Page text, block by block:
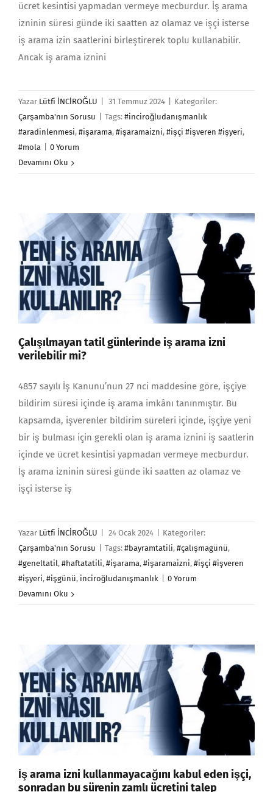
ücret kesintisi yapmadan vermeye mecburdur. İş arama
izninin süresi günde iki saatten az olamaz ve işçi isterse
iş arama izin saatlerini birleştirerek toplu kullanabilir.
Ancak iş arama iznini
Yazar Lütfi İNCİROĞLU 31 Temmuz 2024
Kategoriler:
Çarşamba'nın Sorusu
Tags: #inciroğludanışmanlık
#aradinlenmesi, #işarama, #işaramaizni, #işçi #işveren #işyeri,
#mola
0 Yorum
Devamını Oku
Çalışılmayan tatil günlerinde iş arama izni
verilebilir mi?
4857 sayılı İş Kanunu’nun 27 nci maddesine göre, işçiye
bildirim süresi içinde iş arama imkânı tanınmıştır. Bu
kapsamda, işverenler bildirim süreleri içinde, işçiye yeni
bir iş bulması için gerekli olan iş arama iznini iş saatlerin
içinde ve ücret kesintisi yapmadan vermeye mecburdur.
İş arama izninin sü­resi günde iki saatten az olamaz ve
işçi isterse iş
Yazar Lütfi İNCİROĞLU 24 Ocak 2024
Kategoriler:
Çarşamba'nın Sorusu
Tags: #bayramtatili, #çalışmagünü,
#geneltatil, #haftatatili, #işarama, #işaramaizni, #işçi #işveren
#işyeri, #işgünü, inciroğludanışmanlık
0 Yorum
Devamını Oku
İş arama izni kullanmayacağını kabul eden işçi,
sonradan bu sürenin zamlı ücretini talep